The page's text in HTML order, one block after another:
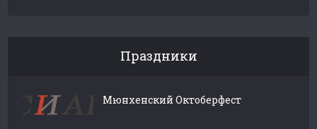
Праздники
Мюнхенский Октоберфест